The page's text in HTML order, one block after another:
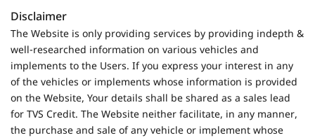
Disclaimer
The Website is only providing services by providing indepth &
well-researched information on various vehicles and
implements to the Users. If you express your interest in any
of the vehicles or implements whose information is provided
on the Website, Your details shall be shared as a sales lead
for TVS Credit. The Website neither facilitate, in any manner,
the purchase and sale of any vehicle or implement whose